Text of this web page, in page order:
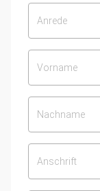
Anrede